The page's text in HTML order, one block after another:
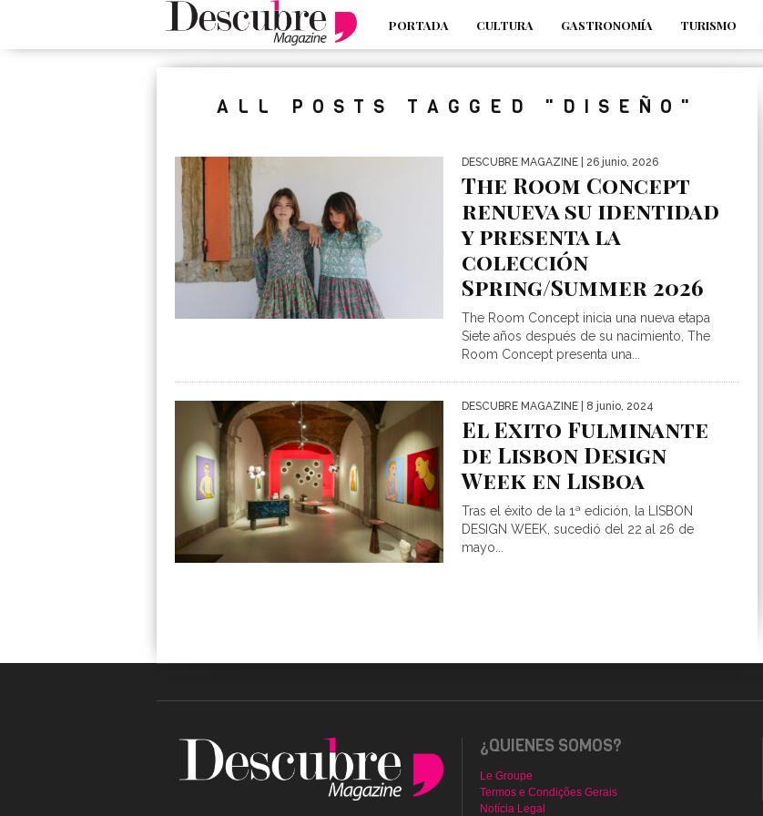
PORTADA CULTURA GASTRONOMÍA TURISMO
google-site-verification=_UCdsju0_s7tEFgjpjNYWdThIX7oTMtHhdhYNQ_fdM4
ALL POSTS TAGGED "DISEÑO"
DESCUBRE MAGAZINE | 26 junio, 2026
The Room Concept
renueva su identidad
y presenta la
colección
Spring/Summer 2026
The Room Concept inicia una nueva etapa
Siete años después de su nacimiento, The
Room Concept presenta una...
DESCUBRE MAGAZINE | 8 junio, 2024
El Exito Fulminante
de Lisbon Design
Week en Lisboa
Tras el éxito de la 1ª edición, la LISBON
DESIGN WEEK, sucedió del 22 al 26 de
mayo...
¿QUIENES SOMOS?
Le Groupe
Termos e Condições Gerais
Notícia Legal